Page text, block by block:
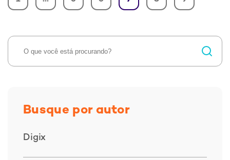
Busque por autor
Digix